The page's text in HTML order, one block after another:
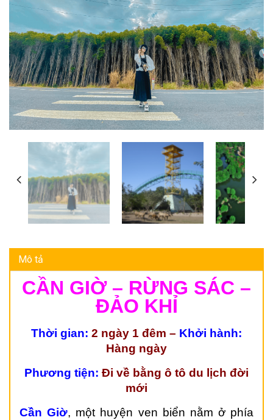
Mô tả
CẦN GIỜ – RỪNG SÁC –
ĐẢO KHỈ
Thời gian: 2 ngày 1 đêm – Khởi hành:
Hàng ngày
Phương tiện: Đi về bằng ô tô du l ịch đời
mới
Cần Giờ, một huyện ven biển nằm ởphía